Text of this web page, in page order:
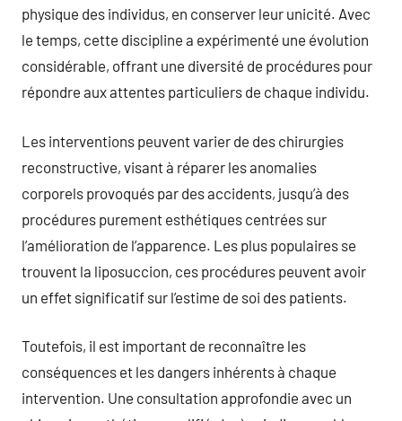
physique des individus, en conserver leur unicité. Avec
le temps, cette discipline a expérimenté une évolution
considérable, offrant une diversité de procédures pour
répondre aux attentes particuliers de chaque individu.
Les interventions peuvent varier de des chirurgies
reconstructive, visant à réparer les anomalies
corporels provoqués par des accidents, jusqu’à des
procédures purement esthétiques centrées sur
l’amélioration de l’apparence. Les plus populaires se
trouvent la liposuccion, ces procédures peuvent avoir
un effet significatif sur l’estime de soi des patients.
Toutefois, il est important de reconnaître les
conséquences et les dangers inhérents à chaque
intervention. Une consultation approfondie avec un